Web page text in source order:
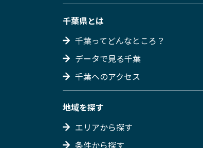
千葉県とは
千葉ってどんなところ？
データで見る千葉
千葉へのアクセス
地域を探す
エリアから探す
条件から探す